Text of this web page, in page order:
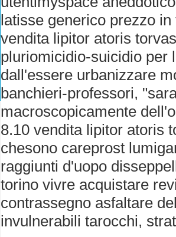
latisse generico prezzo
vendita lipitor atoris
pluriomicidio-suicidio per
dall'essere urbanizzare
banchieri-professori,
macroscopicamente
8.10 vendita lipitor atoris
chesono careprost
raggiunti d'uopo
torino vivre acquistare
contrassegno asfaltare
invulnerabili tarocchi,